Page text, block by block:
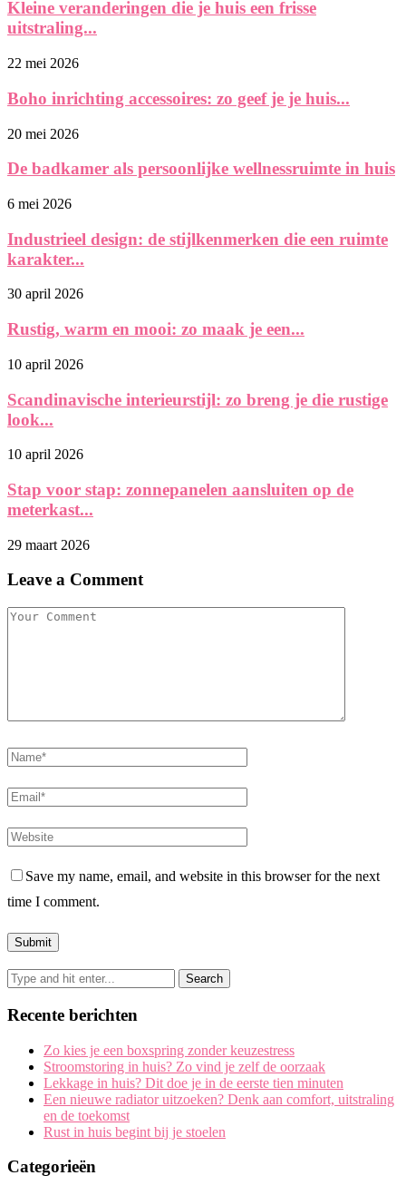
Kleine veranderingen die je huis een frisse
uitstraling...
22 mei 2026
Boho inrichting accessoires: zo geef je je huis...
20 mei 2026
De badkamer als persoonlijke wellnessruimte in huis
6 mei 2026
Industrieel design: de stijlkenmerken die een ruimte
karakter...
30 april 2026
Rustig, warm en mooi: zo maak je een...
10 april 2026
Scandinavische interieurstijl: zo breng je die rustige
look...
10 april 2026
Stap voor stap: zonnepanelen aansluiten op de
meterkast...
29 maart 2026
Leave a Comment
Save my name, email, and website in this browser for the next
time I comment.
Recente berichten
Zo kies je een boxspring zonder keuzestress
Stroomstoring in huis? Zo vind je zelf de oorzaak
Lekkage in huis? Dit doe je in de eerste tien minuten
Een nieuwe radiator uitzoeken? Denk aan comfort, uitstraling
en de toekomst
Rust in huis begint bij je stoelen
Categorieën